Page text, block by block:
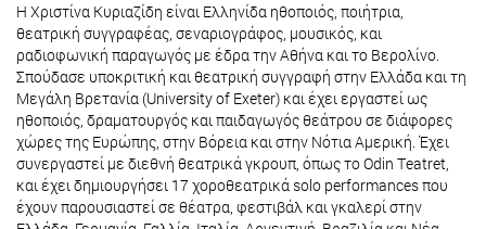
Η Χριστίνα Κυριαζίδη είναι Ελληνίδα ηθοποιός, ποιήτρια,
θεατρική συγγραφέας, σεναριογράφος, μουσικός, και
ραδιοφωνική παραγωγός με έδρα την Αθήνα και το Βερολίνο.
Σπούδασε υποκριτική και θεατρική συγγραφή στην Ελλάδα και τη
Μεγάλη Βρετανία (University of Exeter) και έχει εργαστεί ως
ηθοποιός, δραματουργός και παιδαγωγός θεάτρου σε διάφορες
χώρες της Ευρώπης, στην Βόρεια και στην Νότια Αμερική. Έχει
συνεργαστεί με διεθνή θεατρικά γκρουπ, όπως το Odin Τeatret,
και έχει δημιουργήσει 17 χοροθεατρικά solo performances που
έχουν παρουσιαστεί σε θέατρα, φεστιβάλ και γκαλερί στην